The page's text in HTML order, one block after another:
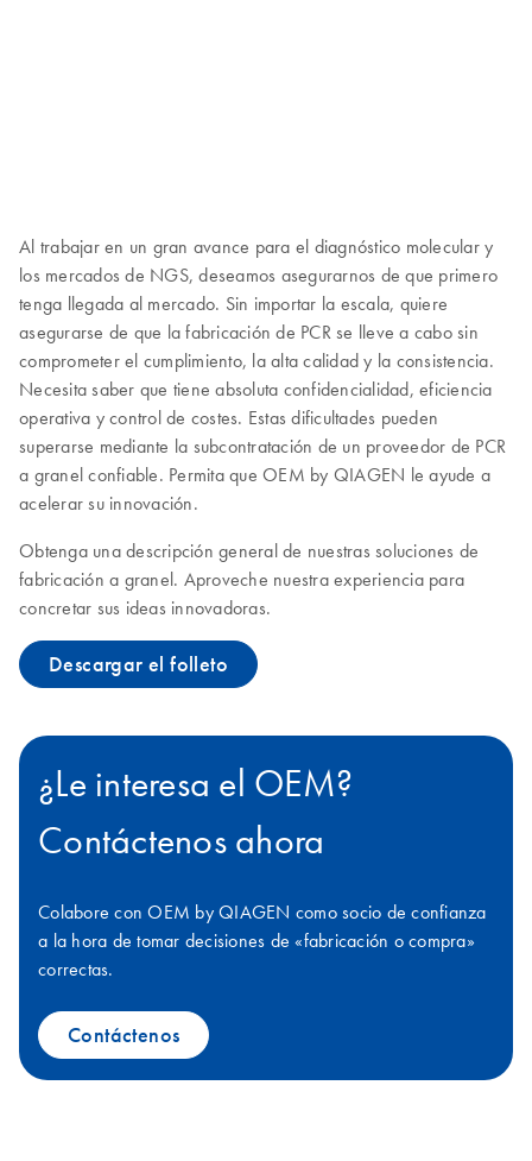
Al trabajar en un gran avance para el diagnóstico molecular y
los mercados de NGS, deseamos asegurarnos de que primero
tenga llegada al mercado. Sin importar la escala, quiere
asegurarse de que la fabricación de PCR se lleve a cabo sin
comprometer el cumplimiento, la alta calidad y la consistencia.
Necesita saber que tiene absoluta confidencialidad, eficiencia
operativa y control de costes. Estas dificultades pueden
superarse mediante la subcontratación de un proveedor de PCR
a granel confiable. Permita que OEM by QIAGEN le ayude a
acelerar su innovación.
Obtenga una descripción general de nuestras soluciones de
fabricación a granel. Aproveche nuestra experiencia para
concretar sus ideas innovadoras.
Descargar el folleto
¿Le interesa el OEM?
Contáctenos ahora
Colabore con OEM by QIAGEN como socio de confianza
a la hora de tomar decisiones de «fabricación o compra»
correctas.
Contáctenos